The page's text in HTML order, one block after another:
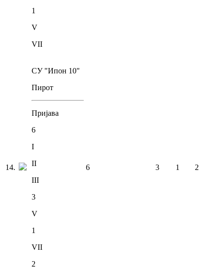
1
V
VII
14.
СУ "Ипон 10"
Пирот
Пријава
6
I
II
III
3
V
1
VII
2
6 3 1 2